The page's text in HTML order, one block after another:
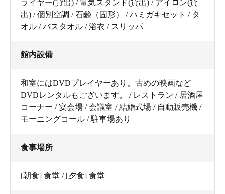
ライヤー(貸出) / 電気スタンド(貸出) / アイロン(貸
出) / 個別空調 / 石鹸（固形） / ハミガキセット / タ
オル / バスタオル / 浴衣 / スリッパ
館内設備
和室にはDVDプレイヤーあり。古めの映画など
DVDレンタルもございます。 / レストラン / 居酒屋
コーナー / 宴会場 / 会議室 / 結婚式場 / 自動販売機 /
モーニングコール / 駐車場あり
食事場所
[朝食] 食堂 / [夕食] 食堂